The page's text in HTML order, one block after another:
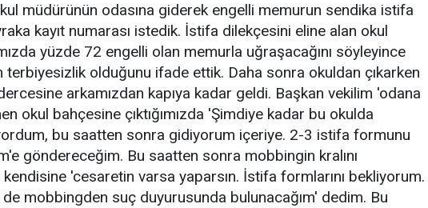
müdürünün odasına giderek engelli memurun sendika istifa
kayıt numarası istedik. İstifa dilekçesini eline alan okul
yüzde 72 engelli olan memurla uğraşacağını söyleyince
terbiyesizlik olduğunu ifade ettik. Daha sonra okuldan çıkarken
arkamızdan kapıya kadar geldi. Başkan vekilim 'odana
okul bahçesine çıktığımızda 'Şimdiye kadar bu okulda
bu saatten sonra gidiyorum içeriye. 2-3 istifa formunu
göndereceğim. Bu saatten sonra mobbingin kralını
'cesaretin varsa yaparsın. İstifa formlarını bekliyorum.
mobbingden suç duyurusunda bulunacağım' dedim. Bu